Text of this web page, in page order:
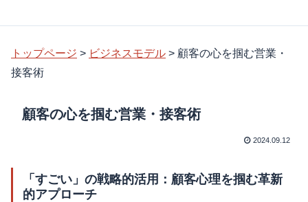
トップページ > ビジネスモデル > 顧客の心を掴む営業・
接客術
顧客の心を掴む営業・接客術
2024.09.12
「すごい」の戦略的活用：顧客心理を掴む革新
的アプローチ